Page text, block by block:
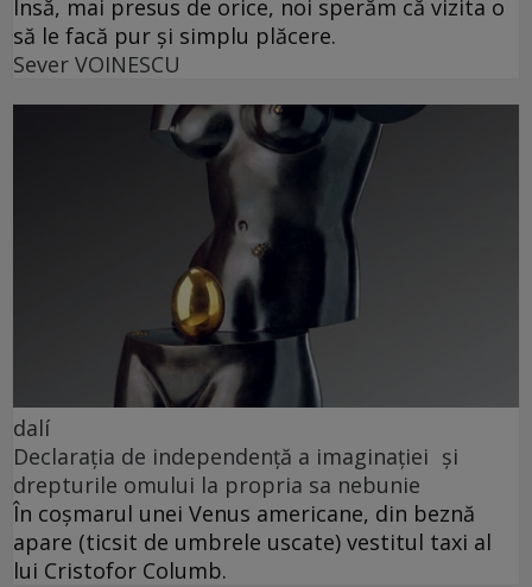
Însă, mai presus de orice, noi sperăm că vizita o
să le facă pur și simplu plăcere.
Sever VOINESCU
dalí
Declarația de independență a imaginației și
drepturile omului la propria sa nebunie
În coșmarul unei Venus americane, din beznă
apare (ticsit de umbrele uscate) vestitul taxi al
lui Cristofor Columb.